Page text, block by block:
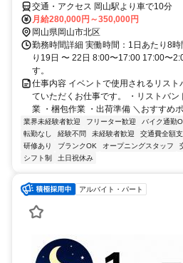
交通・アクセス 岡山駅より車で10分
月給280,000円～350,000円
岡山県岡山市北区
勤務時間詳細 実働時間：1日あたり8
り19日 〜 22日 8:00〜17:00 17:00〜
す。
仕事内容 イベントで使用されるリスト
ていただくお仕事です。 ・リストバ
業 ・梱包作業 ・出荷準備 ＼おすすめ
業界未経験者歓迎 フリーター歓迎 バイク通勤
転勤なし
経験不問 未経験者歓迎 交通費全額
研修あり
ブランクOK オープニングスタッフ
シフト制
土日祝休み
アルバイト・パート